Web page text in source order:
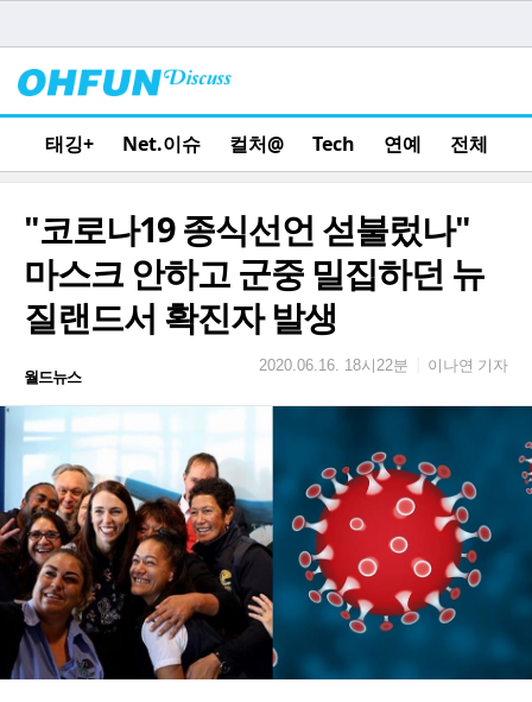
태깅+ Net.이슈 컬처@ Tech 연예 전체
"코로나19 종식선언 섣불렀나"
마스크 안하고 군중 밀집하던 뉴
질랜드서 확진자 발생
월드뉴스
2020.06.16. 18시22분 이나연 기자